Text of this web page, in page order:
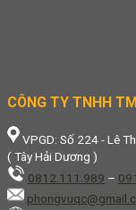
CÔNG TY TNHH
VPGD: Số 224 - Lê
( Tây Hải Dương )
0812.111.989 –